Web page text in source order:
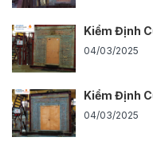
Kiểm Định
04/03/2025
Kiểm Định
04/03/2025